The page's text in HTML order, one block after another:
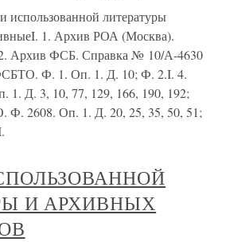
использованной литературы
1. Архив РОА (Москва).
Архив ФСБ. Справка № 10/А-4630
Ф. 1. Оп. 1. Д. 10; Ф. 2.I. 4.
Д. 3, 10, 77, 129, 166, 190, 192;
2608. Оп. 1. Д. 20, 25, 35, 50, 51;
И АРХИВНЫХ